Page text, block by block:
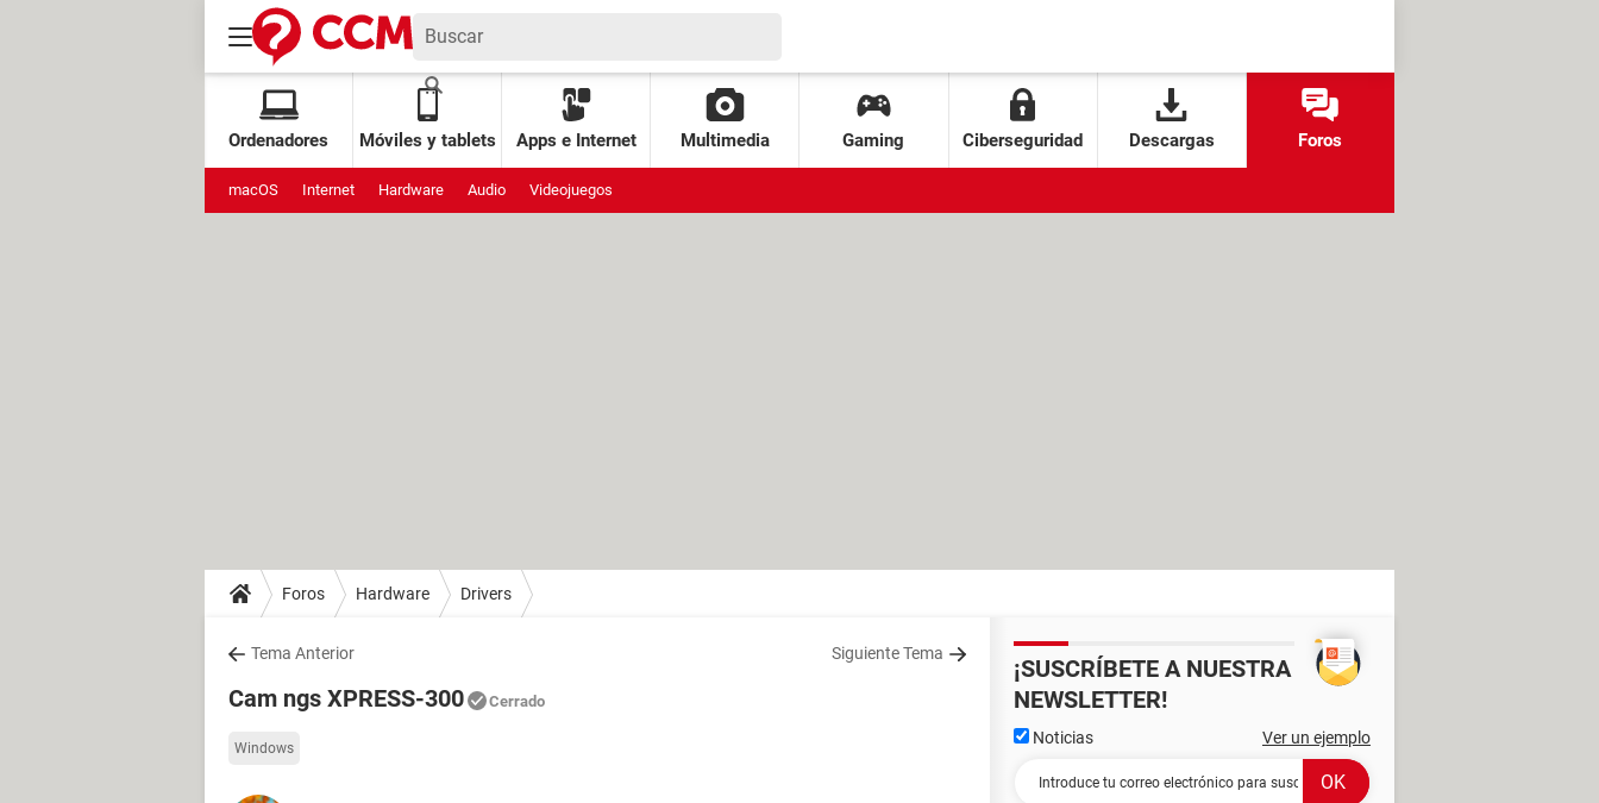
Ordenadores Móviles y tablets Apps e Internet Multimedia Gaming Ciberseguridad Descargas Foros
macOS Internet Hardware Audio Videojuegos
Foros Hardware Drivers
Tema Anterior Siguiente Tema
Cam ngs XPRESS-300 Cerrado
Windows
¡SUSCRÍBETE A NUESTRA
NEWSLETTER!
Noticias Ver un ejemplo